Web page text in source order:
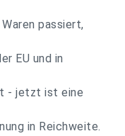
passiert,
EU und in
- jetzt ist eine
in Reichweite.